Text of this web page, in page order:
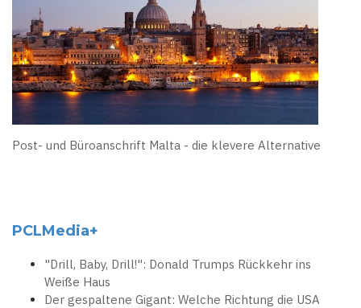
Post- und Büroanschrift Malta - die klevere Alternative
PCLMedia+
"Drill, Baby, Drill!": Donald Trumps Rückkehr ins
Weiße Haus
Der gespaltene Gigant: Welche Richtung die USA